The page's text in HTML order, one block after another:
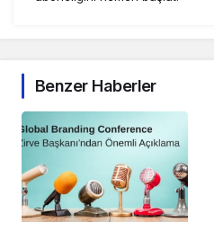
Benzer Haberler